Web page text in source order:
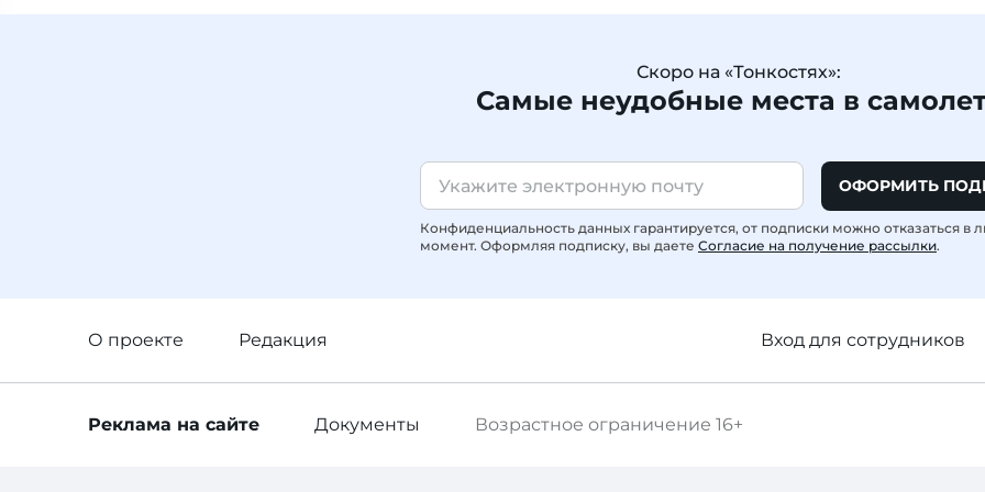
Скоро на «Тонкостях»:
Самые неудобные места в
ОФОРМИТЬ
Конфиденциальность данных гарантируется, от подписки можно отказаться в
момент. Оформляя подписку, вы даете Согласие на получение рассылки.
О проекте Редакция Вход для сотрудников
Возрастное ограничение 16+
Реклама на сайте Документы